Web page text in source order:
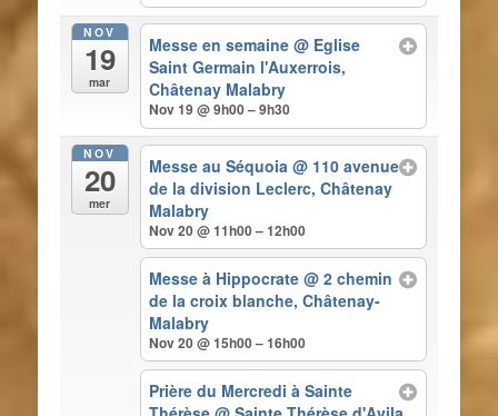
NOV
19
mar
Messe en semaine@ Eglise
Saint Germain l'Auxerrois,
Châtenay Malabry
Nov 19 @ 9h00 – 9h30
NOV
20
mer
Messe au Séquoia@ 110 avenue
de la division Leclerc, Châtenay
Malabry
Nov 20 @ 11h00 – 12h00
Messe à Hippocrate@ 2 chemin
de la croix blanche, Châtenay-
Malabry
Nov 20 @ 15h00 – 16h00
Prière du Mercredi à Sainte